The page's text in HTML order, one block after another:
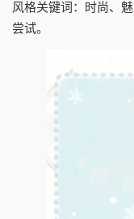
风格关键词：时尚、
尝试。